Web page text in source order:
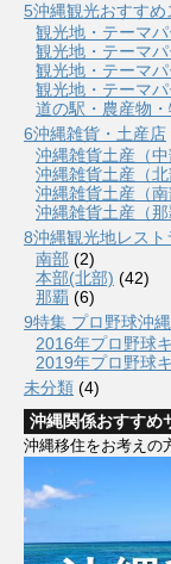
5沖縄観光おすすめ
観光地・テーマパ
観光地・テーマパ
観光地・テーマパ
観光地・テーマ
道の駅・農産物・
6沖縄雑貨・土産店
沖縄雑貨土産（中
沖縄雑貨土産（北
沖縄雑貨土産（南
沖縄雑貨土産（那
8沖縄観光地レスト
南部 (2)
本部(北部) (42)
那覇 (6)
9特集 プロ野球沖
2016年プロ野球
2019年プロ野球
未分類 (4)
沖縄関係おすすめ
沖縄移住をお考えの